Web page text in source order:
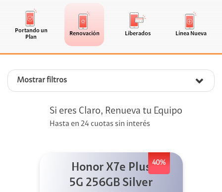
Portando un
Plan
Renovación Liberados Línea Nueva
Mostrar filtros
Si eres Claro, Renueva tu Equipo
Hasta en 24 cuotas sin interés
40%
Honor X7e Plus
5G 256GB Silver